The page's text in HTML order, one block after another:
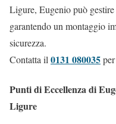
Ligure, Eugenio può
garantendo un montaggio
sicurezza.
Contatta il0131 080035
Punti di Eccellenza di
Ligure